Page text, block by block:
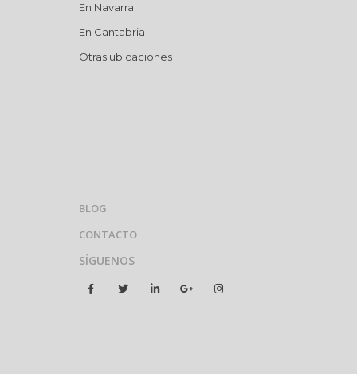
En Navarra
En Cantabria
Otras ubicaciones
BLOG
CONTACTO
SÍGUENOS